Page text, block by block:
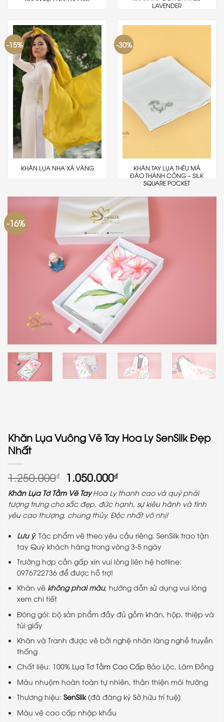
LAVENDER
-15%
KHĂN LỤA NHA XÁ VÀNG
-30%
KHĂN TAY LỤA THÊU MÃ
ĐÁO THÀNH CÔNG – SILK
SQUARE POCKET
-16%
Khăn Lụa Vuông Vẽ Tay Hoa Ly SenSilk Đẹp
Nhất
1.250.000₫ Giá
gốc
là:
1.250.000₫.
1.050.000₫Giá
hiện
tại
là:
1.050.000₫.
Khăn Lụa Tơ Tằm Vẽ TayHoa Ly thanh cao và quý phái
tượng trưng cho sắc đẹp, đức hạnh, sự kiêu hãnh và tình
yêu cao thượng, chung thủy. Độc nhất vô nhị!
Lưu ý: Tác phẩm vẽ theo yêu cầu riêng. SenSilk trao tận
tay Quý khách hàng trong vòng 3-5 ngày
Trường hợp cần gấp xin vui lòng liên hệ hotline:
0976722736 để được hỗ trợ!
Khăn vẽ không phai màu, hướng dẫn sử dụng vui lòng
xem chi tiết
Đóng gói: bộ sản phẩm đầy đủ gồm khăn, hộp, thiệp và
túi giấy
Khăn và Tranh được vẽ bởi nghệ nhân làng nghề truyền
thống
Chất liệu: 100% Lụa Tơ Tằm Cao Cấp Bảo Lộc, Lâm Đồng
Màu nhuộm hoàn toàn tự nhiên, thân thiện môi trường
Thương hiệu:SenSilk(đã đăng ký Sở hữu trí tuệ)
Màu vẽ cao cấp nhập khẩu